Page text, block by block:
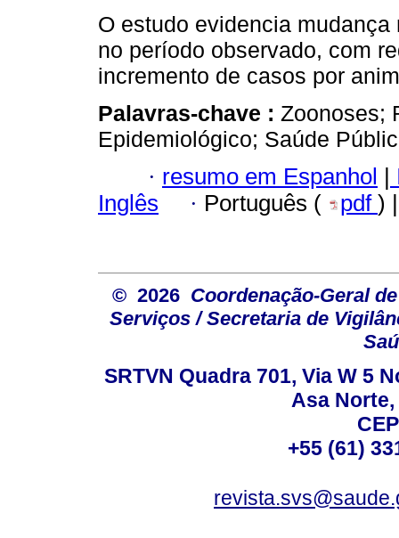
O estudo evidencia
no período observado, com
incremento de casos por
Palavras-chave : Zoonoses;
Epidemiológico; Saúde
· resumo em Espanhol
Inglês
· Português ( pdf )
© 2026 Coordenação-Geral
Serviços / Secretaria de
SRTVN Quadra 701, Via W 5
Asa
+55 (61)